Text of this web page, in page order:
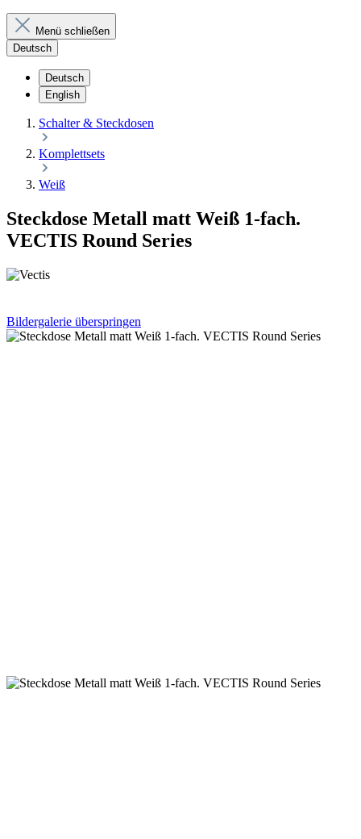
Menü schließen
Deutsch
Deutsch
English
Schalter & Steckdosen
Komplettsets
Weiß
Steckdose Metall matt Weiß 1-fach.
VECTIS Round Series
Bildergalerie überspringen